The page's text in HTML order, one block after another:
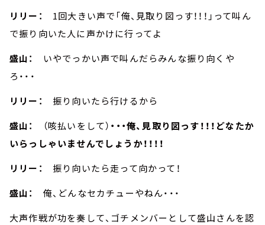
リリー：
1回大きい声で「俺、見取り図っす！！！」って叫ん
で振り向いた人に声かけに行ってよ
盛山：
いやでっかい声で叫んだらみんな振り向くや
ろ・・・
リリー：
振り向いたら行けるから
盛山：
（咳払いをして） ・・・俺、見取り図っす！！！どなたか
いらっしゃいませんでしょうか！！！！
リリー：
振り向いたら走って向かって！
盛山：
俺、どんなセカチューやねん・・・
大声作戦が功を奏して、ゴチメンバーとして盛山さんを認